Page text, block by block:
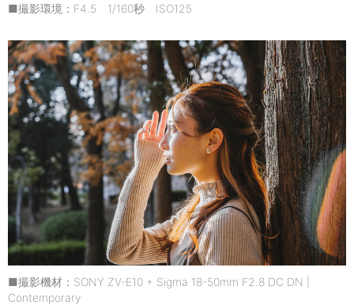
■撮影環境：F4.5 1/160秒 ISO125
■撮影機材：SONY ZV-E10 + Sigma 18-50mm F2.8 DC DN |
Contemporary